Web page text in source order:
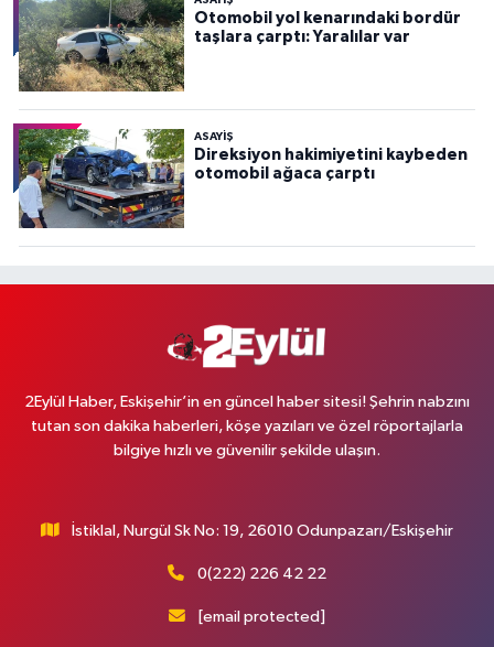
Otomobil yol kenarındaki bordür
taşlara çarptı: Yaralılar var
ASAYİŞ
Direksiyon hakimiyetini kaybeden
otomobil ağaca çarptı
2Eylül Haber, Eskişehir’in en güncel haber sitesi! Şehrin nabzını
tutan son dakika haberleri, köşe yazıları ve özel röportajlarla
bilgiye hızlı ve güvenilir şekilde ulaşın.
İstiklal, Nurgül Sk No: 19, 26010 Odunpazarı/Eskişehir
0(222) 226 42 22
[email protected]